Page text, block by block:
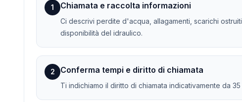
1 Chiamata e raccolta informazioni
Ci descrivi perdite d'acqua, allagamenti, scarichi
disponibilità del idraulico.
2 Conferma tempi e diritto di chiamata
Ti indichiamo il diritto di chiamata indicativamente da